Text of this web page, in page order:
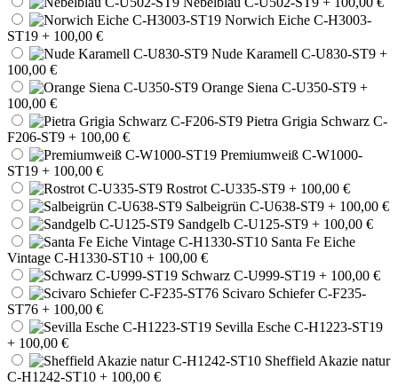
Norwich Eiche C-H3003-
ST19 + 100,00 €
Nude Karamell C-U830-ST9 +
100,00 €
Orange Siena C-U350-ST9 +
100,00 €
Pietra Grigia Schwarz C-
F206-ST9 + 100,00 €
Premiumweiß C-W1000-
ST19 + 100,00 €
Rostrot C-U335-ST9 + 100,00 €
Salbeigrün C-U638-ST9 + 100,00 €
Sandgelb C-U125-ST9 + 100,00 €
Santa Fe Eiche
Vintage C-H1330-ST10 + 100,00 €
Schwarz C-U999-ST19 + 100,00 €
Scivaro Schiefer C-F235-
ST76 + 100,00 €
Sevilla Esche C-H1223-ST19
+ 100,00 €
Sheffield Akazie natur
C-H1242-ST10 + 100,00 €